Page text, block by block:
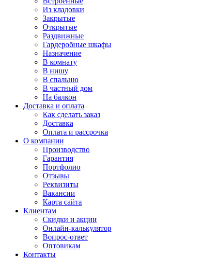
Из кладовки
Закрытые
Открытые
Раздвижные
Гардеробные шкафы
Назначение
В комнату
В нишу
В спальню
В частный дом
На балкон
Доставка и оплата
Как сделать заказ
Доставка
Оплата и рассрочка
О компании
Производство
Гарантия
Портфолио
Отзывы
Реквизиты
Вакансии
Карта сайта
Клиентам
Скидки и акции
Онлайн-калькулятор
Вопрос-ответ
Оптовикам
Контакты